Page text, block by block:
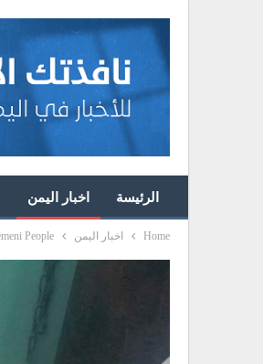
الرئيسة اخبار اليمن
Home اخبار اليمن People